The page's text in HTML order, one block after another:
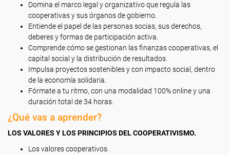
Domina el marco legal y organizativo que regula las
cooperativas y sus órganos de gobierno.
Entiende el papel de las personas socias, sus derechos,
deberes y formas de participación activa.
Comprende cómo se gestionan las finanzas cooperativas, el
capital social y la distribución de resultados.
Impulsa proyectos sostenibles y con impacto social, dentro
de la economía solidaria.
Fórmate a tu ritmo, con una modalidad 100% online y una
duración total de 34 horas.
¿Qué vas a aprender?
LOS VALORES Y LOS PRINCIPIOS DEL COOPERATIVISMO.
Los valores cooperativos.